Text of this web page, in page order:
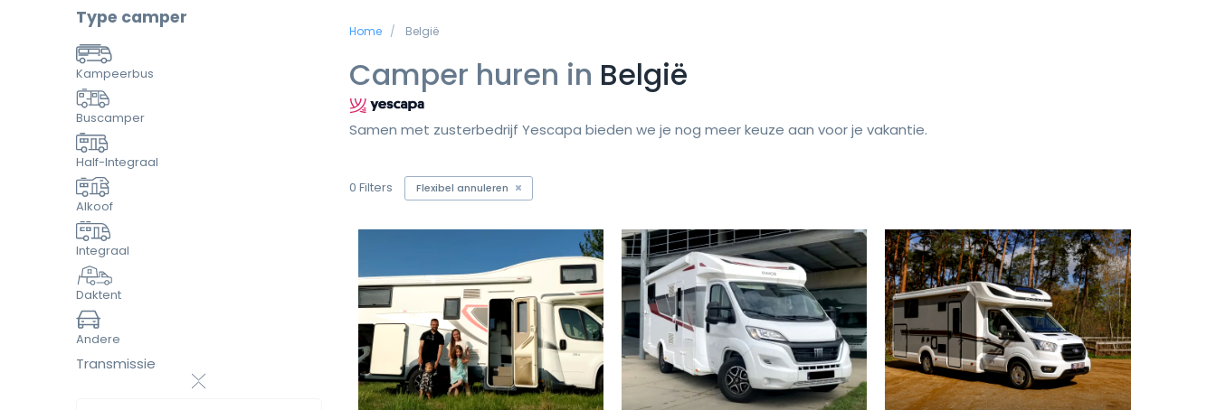
Home België
Camper huren in België
Samen met zusterbedrijf Yescapa bieden we je nog meer keuze aan voor je vakantie.
0 Filters Flexibel annuleren
Vorige Volgende Vorige Volgende Vorige Volgende
Type camper
Kampeerbus
Buscamper
Half-Integraal
Alkoof
Integraal
Daktent
Andere
Transmissie